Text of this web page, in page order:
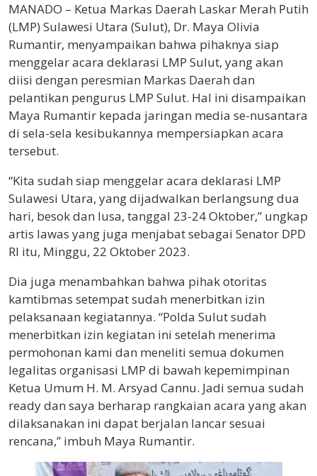
MANADO – Ketua Markas Daerah Laskar Merah Putih
(LMP) Sulawesi Utara (Sulut), Dr. Maya Olivia
Rumantir, menyampaikan bahwa pihaknya siap
menggelar acara deklarasi LMP Sulut, yang akan
diisi dengan peresmian Markas Daerah dan
pelantikan pengurus LMP Sulut. Hal ini disampaikan
Maya Rumantir kepada jaringan media se-nusantara
di sela-sela kesibukannya mempersiapkan acara
tersebut.
“Kita sudah siap menggelar acara deklarasi LMP
Sulawesi Utara, yang dijadwalkan berlangsung dua
hari, besok dan lusa, tanggal 23-24 Oktober,” ungkap
artis lawas yang juga menjabat sebagai Senator DPD
RI itu, Minggu, 22 Oktober 2023.
Dia juga menambahkan bahwa pihak otoritas
kamtibmas setempat sudah menerbitkan izin
pelaksanaan kegiatannya. “Polda Sulut sudah
menerbitkan izin kegiatan ini setelah menerima
permohonan kami dan meneliti semua dokumen
legalitas organisasi LMP di bawah kepemimpinan
Ketua Umum H. M. Arsyad Cannu. Jadi semua sudah
ready dan saya berharap rangkaian acara yang akan
dilaksanakan ini dapat berjalan lancar sesuai
rencana,” imbuh Maya Rumantir.